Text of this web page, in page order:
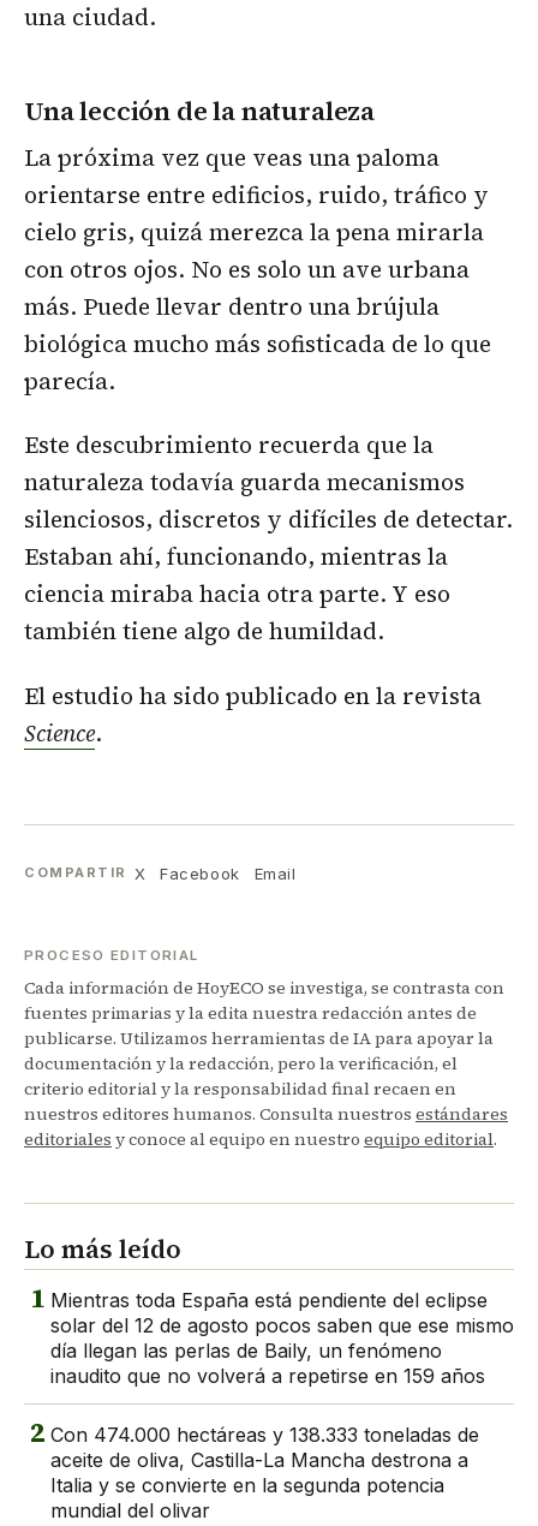
una ciudad.
Una lección de la naturaleza
La próxima vez que veas una paloma
orientarse entre edificios, ruido, tráfico y
cielo gris, quizá merezca la pena mirarla
con otros ojos. No es solo un ave urbana
más. Puede llevar dentro una brújula
biológica mucho más sofisticada de lo que
parecía.
Este descubrimiento recuerda que la
naturaleza todavía guarda mecanismos
silenciosos, discretos y difíciles de detectar.
Estaban ahí, funcionando, mientras la
ciencia miraba hacia otra parte. Y eso
también tiene algo de humildad.
El estudio ha sido publicado en la revista
Science.
COMPARTIR X Facebook Email
PROCESO EDITORIAL
Cada información de HoyECO se investiga, se contrasta con
fuentes primarias y la edita nuestra redacción antes de
publicarse. Utilizamos herramientas de IA para apoyar la
documentación y la redacción, pero la verificación, el
criterio editorial y la responsabilidad final recaen en
nuestros editores humanos. Consulta nuestros estándares
editoriales y conoce al equipo en nuestro equipo editorial.
Lo más leído
1 Mientras toda España está pendiente del eclipse
solar del 12 de agosto pocos saben que ese mismo
día llegan las perlas de Baily, un fenómeno
inaudito que no volverá a repetirse en 159 años
2 Con 474.000 hectáreas y 138.333 toneladas de
aceite de oliva, Castilla-La Mancha destrona a
Italia y se convierte en la segunda potencia
mundial del olivar